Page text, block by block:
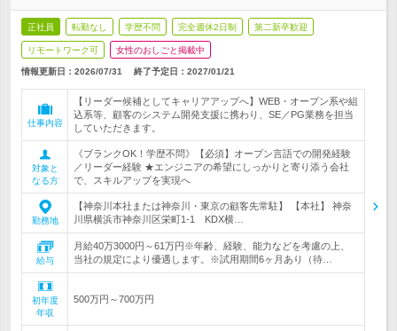
正社員 転勤なし 学歴不問 完全週休2日制 第二新卒歓迎
リモートワーク可 女性のおしごと掲載中
情報更新日：2026/07/31 終了予定日： 2027/01/21
仕事内容
【リーダー候補としてキャリアアップへ】WEB・オープン系や組
込系等、顧客のシステム開発支援に携わり、SE／PG業務を担当
していただきます。
対象と
なる方
《ブランクOK！学歴不問》【必須】オープン言語での開発経験
／リーダー経験 ★エンジニアの希望にしっかりと寄り添う会社
で、スキルアップを実現へ
勤務地
【神奈川本社または神奈川・東京の顧客先常駐】 【本社】 神奈
川県横浜市神奈川区栄町1-1 KDX横…
給与
月給40万3000円～61万円※年齢、経験、能力などを考慮の上、
当社の規定により優遇します。※試用期間6ヶ月あり（待…
初年度
年収
500万円～700万円